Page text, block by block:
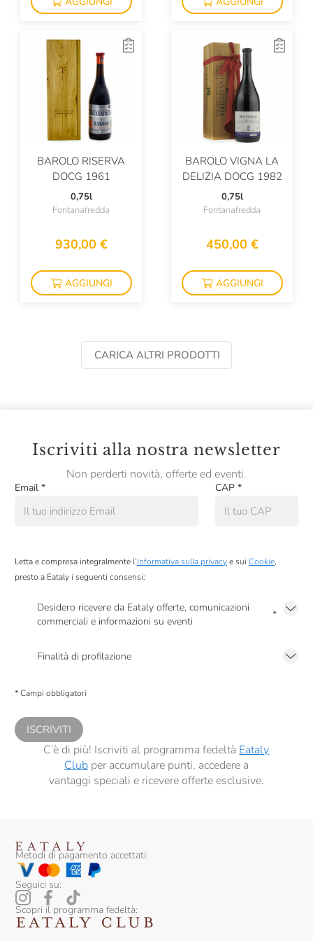
La Staffa
La Stoppa
La Torre Di Castel Rocchero
La Tosa
La Valdotaine
La Zolla
Lamole
Lamoresca
Le Cinciole
Le Fraghe
Leone De Castris
Lungarotti
Luxardo
Magi Spirits
Malfy
Mandois
Marchese Raggio
Marchesi Antinori
Marchesi Migliorati
Marco Carpineti
Marenco
Maria Ernesta Berucci
BAROLO RISERVA
DOCG 1961
0,75l
Fontanafredda
930,00 €
AGGIUNGI
BAROLO VIGNA LA
DELIZIA DOCG 1982
0,75l
Fontanafredda
450,00 €
AGGIUNGI
CARICA ALTRI PRODOTTI
Iscriviti alla nostra newsletter
Non perderti novità, offerte ed eventi.
Email * CAP *
Letta e compresa integralmente l’Informativa sulla privacye sui Cookie,
presto a Eataly i seguenti consensi:
Desidero ricevere da Eataly offerte, comunicazioni
commerciali e informazioni su eventi
*
Finalità di profilazione
comunicazioni commerciali personalizzate, in caso di consenso prestato ai
* Campi obbligatori
ISCRIVITI
C’è di più! Iscriviti al programma fedeltà Eataly
Clubper accumulare punti, accedere a
vantaggi speciali e ricevere offerte esclusive.
Metodi di pagamento accettati:
Seguici su:
Scopri il programma fedeltà: